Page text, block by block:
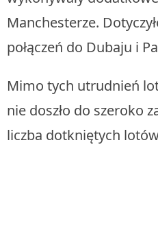
Manchesterze.
połączeń do Dubaju i
Mimo tych utrudnień
nie doszło do szeroko
liczba dotkniętych